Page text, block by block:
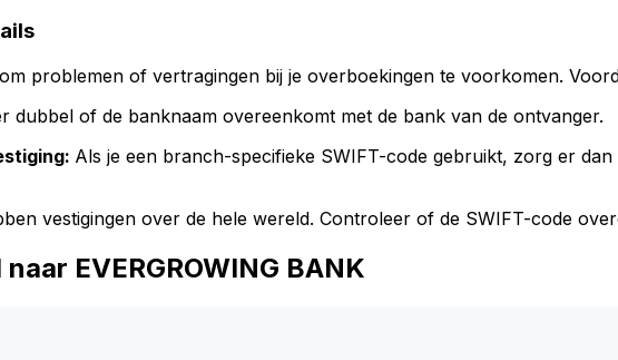
problemen of vertragingen bij je overboekingen te voorkomen.
dubbel of de banknaam overeenkomt met de bank van de ontvanger.
Als je een branch-specifieke SWIFT-code gebruikt, zorg er
vestigingen over de hele wereld. Controleer of de SWIFT-code
EVERGROWING BANK